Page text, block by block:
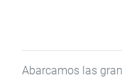
Abarcamos las